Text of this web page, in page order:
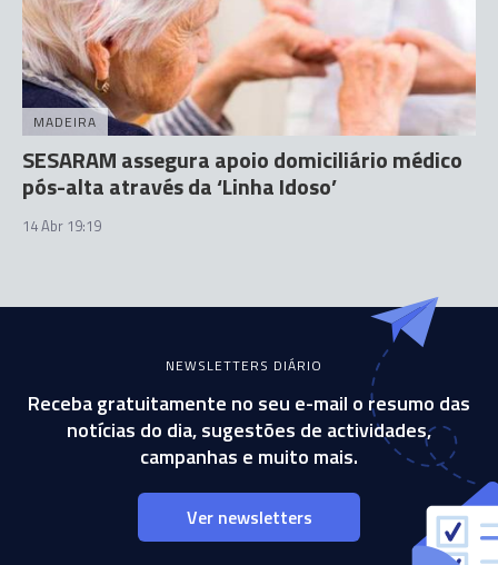
MADEIRA
SESARAM assegura apoio domiciliário médico
pós-alta através da ‘Linha Idoso’
14 Abr 19:19
NEWSLETTERS DIÁRIO
Receba gratuitamente no seu e-mail o resumo das
notícias do dia, sugestões de actividades,
campanhas e muito mais.
Ver newsletters